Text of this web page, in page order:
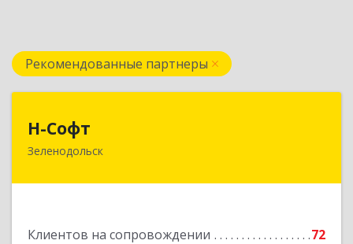
Рекомендованные партнеры
Н-Софт
Зеленодольск
Клиентов на сопровождении
72
422521, Татарстан Респ (Татарстан),
Подробнее